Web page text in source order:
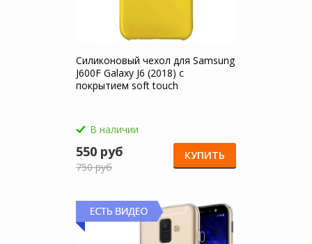
Силиконовый чехол для Samsung
J600F Galaxy J6 (2018) с
покрытием soft touch
В наличии
550 руб
750 руб
КУПИТЬ